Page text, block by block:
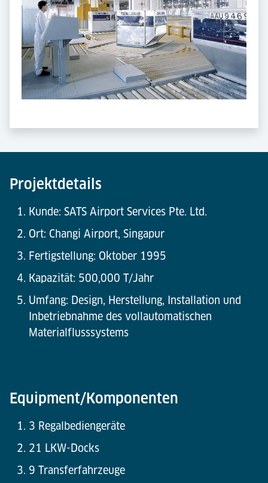
Projektdetails
Kunde: SATS Airport Services Pte. Ltd.
Ort: Changi Airport, Singapur
Fertigstellung: Oktober 1995
Kapazität: 500,000 T/Jahr
Umfang: Design, Herstellung, Installation und
Inbetriebnahme des vollautomatischen
Materialflusssystems
Equipment/Komponenten
3 Regalbediengeräte
21 LKW-Docks
9 Transferfahrzeuge